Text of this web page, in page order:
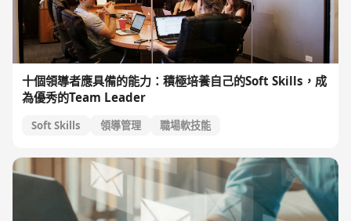
十個領導者應具備的能力：積極培養自己的Soft Skills，成
為優秀的Team Leader
Soft Skills 領導管理 職場軟技能